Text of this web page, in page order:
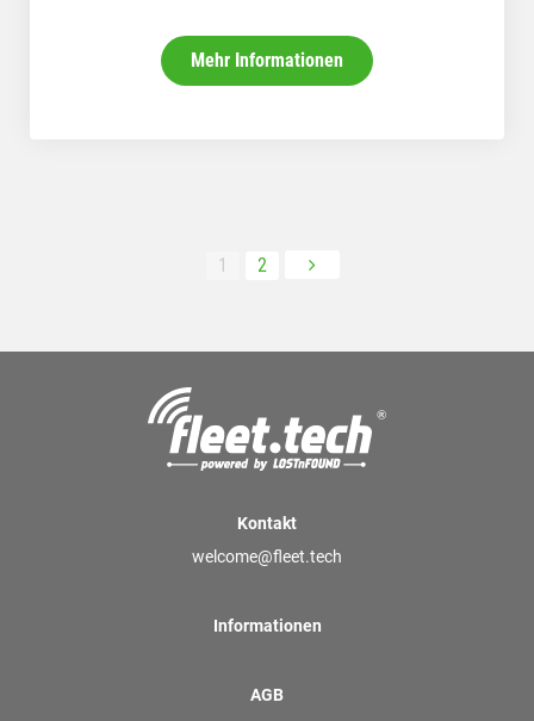
Mehr Informationen
Posts pagination
1 2 
Kontakt
welcome@fleet.tech
Informationen
AGB